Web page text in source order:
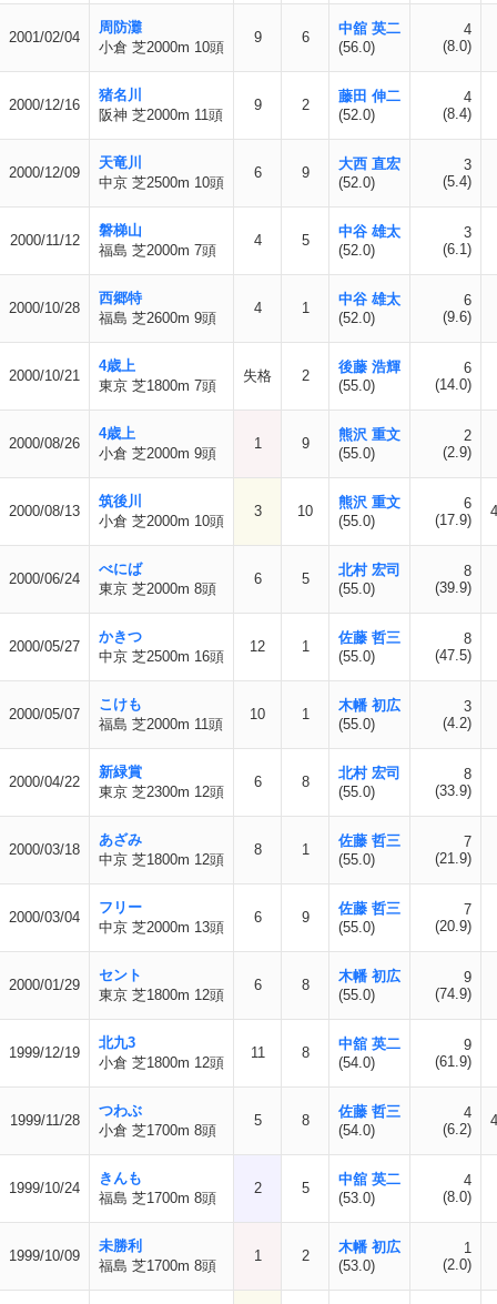
2001/02/04
周防灘
小倉 芝2000m 10頭
9 6
中舘 英二
(56.0)
4
(8.0)
2000/12/16
猪名川
阪神 芝2000m 11頭
9 2
藤田 伸二
(52.0)
4
(8.4)
2000/12/09
天竜川
中京 芝2500m 10頭
6 9
大西 直宏
(52.0)
3
(5.4)
2000/11/12
磐梯山
福島 芝2000m 7頭
4 5
中谷 雄太
(52.0)
3
(6.1)
2000/10/28
西郷特
福島 芝2600m 9頭
4 1
中谷 雄太
(52.0)
6
(9.6)
2000/10/21
4歳上
東京 芝1800m 7頭
失格 2
後藤 浩輝
(55.0)
6
(14.0)
2000/08/26
4歳上
小倉 芝2000m 9頭
1 9
熊沢 重文
(55.0)
2
(2.9)
2000/08/13
筑後川
小倉 芝2000m 10頭
3 10
熊沢 重文
(55.0)
6
(17.9)
2000/06/24
べにば
東京 芝2000m 8頭
6 5
北村 宏司
(55.0)
8
(39.9)
2000/05/27
かきつ
中京 芝2500m 16頭
12 1
佐藤 哲三
(55.0)
8
(47.5)
2000/05/07
こけも
福島 芝2000m 11頭
10 1
木幡 初広
(55.0)
3
(4.2)
2000/04/22
新緑賞
東京 芝2300m 12頭
6 8
北村 宏司
(55.0)
8
(33.9)
2000/03/18
あざみ
中京 芝1800m 12頭
8 1
佐藤 哲三
(55.0)
7
(21.9)
2000/03/04
フリー
中京 芝2000m 13頭
6 9
佐藤 哲三
(55.0)
7
(20.9)
2000/01/29
セント
東京 芝1800m 12頭
6 8
木幡 初広
(55.0)
9
(74.9)
1999/12/19
北九3
小倉 芝1800m 12頭
11 8
中舘 英二
(54.0)
9
(61.9)
1999/11/28
つわぶ
小倉 芝1700m 8頭
5 8
佐藤 哲三
(54.0)
4
(6.2)
1999/10/24
きんも
福島 芝1700m 8頭
2 5
中舘 英二
(53.0)
4
(8.0)
1999/10/09
未勝利
福島 芝1700m 8頭
1 2
木幡 初広
(53.0)
1
(2.0)